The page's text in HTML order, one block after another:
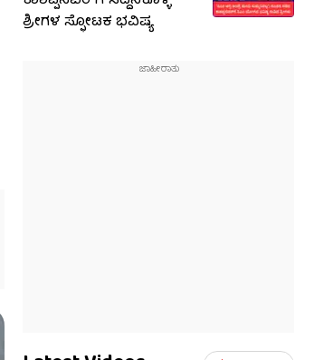
ಶ್ರೀಗಳ ಸ್ಫೋಟಕ ಭವಿಷ್ಯ